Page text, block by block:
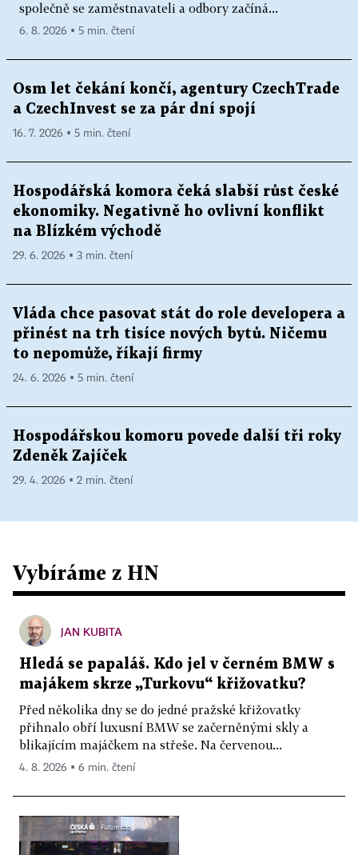
společně se zaměstnavateli a odbory začíná...
6. 8. 2026 ▪ 5 min. čtení
Osm let čekání končí, agentury CzechTrade
a CzechInvest se za pár dní spojí
16. 7. 2026 ▪ 5 min. čtení
Hospodářská komora čeká slabší růst české
ekonomiky. Negativně ho ovlivní konflikt
na Blízkém východě
29. 6. 2026 ▪ 3 min. čtení
Vláda chce pasovat stát do role developera a
přinést na trh tisíce nových bytů. Ničemu
to nepomůže, říkají firmy
24. 6. 2026 ▪ 5 min. čtení
Hospodářskou komoru povede další tři roky
Zdeněk Zajíček
29. 4. 2026 ▪ 2 min. čtení
Vybíráme z HN
JAN KUBITA
Hledá se papaláš. Kdo jel v černém BMW s
majákem skrze „Turkovu“ křižovatku?
Před několika dny se do jedné pražské křižovatky
přihnalo obří luxusní BMW se začerněnými skly a
blikajícím majáčkem na střeše. Na červenou...
4. 8. 2026 ▪ 6 min. čtení